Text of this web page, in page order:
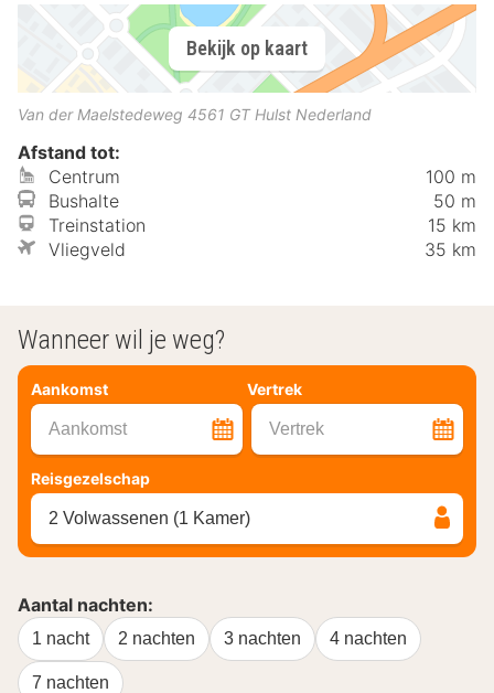
Bekijk op kaart
Van der Maelstedeweg 4561 GT Hulst Nederland
Afstand tot:
Centrum
100 m
Bushalte
50 m
Treinstation
15 km
Vliegveld
35 km
Wanneer wil je weg?
Aankomst Vertrek
Aankomst Vertrek
Reisgezelschap
2 Volwassenen (1 Kamer)
Aantal nachten:
1 nacht 2 nachten 3 nachten 4 nachten
7 nachten